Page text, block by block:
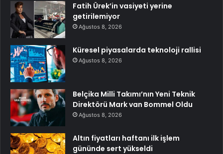
Fatih Ürek’in vasiyeti yerine
getirilemiyor
Ağustos 8, 2026
Küresel piyasalarda teknoloji rallisi
Ağustos 8, 2026
Belçika Milli Takımı’nın Yeni Teknik
Direktörü Mark van Bommel Oldu
Ağustos 8, 2026
Altın fiyatları haftanı ilk işlem
gününde sert yükseldi